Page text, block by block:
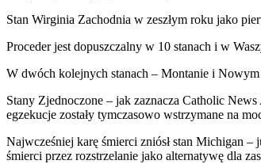
Stan Wirginia Zachodnia w zeszłym roku jako
Proceder jest dopuszczalny w 10 stanach i w
W dwóch kolejnych stanach – Montanie i
Stany Zjednoczone – jak zaznacza Catholic
egzekucje zostały tymczasowo wstrzymane na
Najwcześniej karę śmierci zniósł stan Michigan
śmierci przez rozstrzelanie jako alternatywę dla